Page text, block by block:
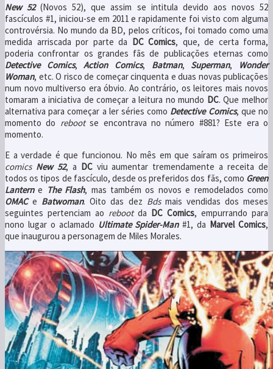
New 52(Novos 52), que assim se intitula devido aos novos 52
fascículos #1, iniciou-se em 2011 e rapidamente foi visto com alguma
controvérsia. No mundo da BD, pelos críticos, foi tomado como uma
medida arriscada por parte da DC Comics, que, de certa forma,
poderia confrontar os grandes fãs de publicações eternas como
Detective Comics,Action Comics, Batman, Superman,
Wonder
Woman, etc. O risco de começar cinquenta e duas novas publicações
num novo multiverso era óbvio. Ao contrário, os leitores mais novos
tomaram a iniciativa de começar a leitura no mundo DC. Que melhor
alternativa para começar a ler séries como Detective Comics, que no
momento do rebootse encontrava no número #881? Este era o
momento.
E a verdade é que funcionou. No mês em que saíram os primeiros
comics New 52, a DCviu aumentar tremendamente a receita de
todos os tipos de fascículo, desde os preferidos dos fãs, como Green
Lanterne The Flash, mas também os novos e remodelados como
OMACe Batwoman. Oito das dez Bdsmais vendidas dos meses
seguintes pertenciam ao rebootda DC Comics, empurrando para
nono lugar o aclamado Ultimate Spider-Man#1, da Marvel Comics,
que inaugurou a personagem de Miles Morales.